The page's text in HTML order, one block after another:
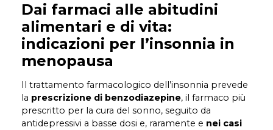
Dai farmaci alle abitudini
alimentari e di vita:
indicazioni per l’insonnia in
menopausa
Il trattamento farmacologico dell’insonnia prevede
la prescrizione di benzodiazepine, il farmaco più
prescritto per la cura del sonno, seguito da
antidepressivi a basse dosi e, raramente e nei casi